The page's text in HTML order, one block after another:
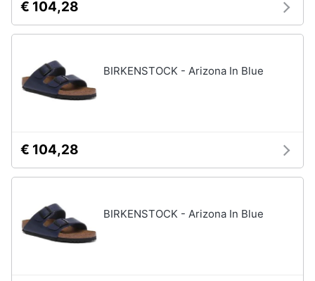
€ 104,28
BIRKENSTOCK - Arizona In Blue
€ 104,28
BIRKENSTOCK - Arizona In Blue